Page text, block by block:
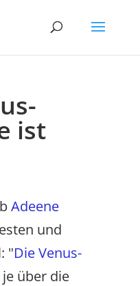
ist
Adeene
und
"Die Venus-
über die